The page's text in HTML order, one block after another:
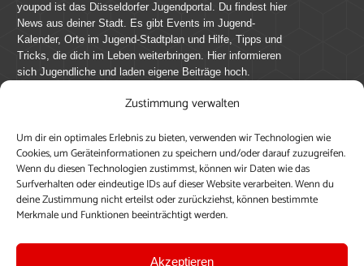
Zustimmung verwalten
Um dir ein optimales Erlebnis zu bieten, verwenden wir Technologien wie
Cookies, um Geräteinformationen zu speichern und/oder darauf zuzugreifen.
Wenn du diesen Technologien zustimmst, können wir Daten wie das
Surfverhalten oder eindeutige IDs auf dieser Website verarbeiten. Wenn du
deine Zustimmung nicht erteilst oder zurückziehst, können bestimmte
Merkmale und Funktionen beeinträchtigt werden.
Akzeptieren
youpod ist das Düsseldorfer Jugendportal. Du findest hier
News aus deiner Stadt. Es gibt Events im Jugend-
Kalender, Orte im Jugend-Stadtplan und Hilfe, Tipps und
Tricks, die dich im Leben weiterbringen. Hier informieren
sich Jugendliche und laden eigene Beiträge hoch.
Mach mit bei youpod.de!
youpod.de lebt von Menschen wie dir. Sammel
journalistische Erfahrung, teile deine Perspektive und
veröffentliche deine Beiträge auf youpod.de.Du musst
dich anmelden, um alle Funktionen nutzen zu können, ein
Profil anzulegen, eigene Beiträge hochzuladen und zu